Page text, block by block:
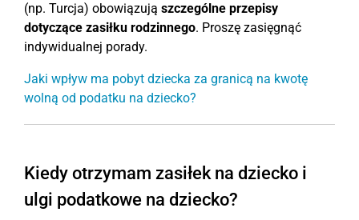
(np. Turcja) obowiązują szczególne przepisy
dotyczące zasiłku rodzinnego. Proszę zasięgnąć
indywidualnej porady.
Jaki wpływ ma pobyt dziecka za granicą na kwotę
wolną od podatku na dziecko?
Kiedy otrzymam zasiłek na dziecko i
ulgi podatkowe na dziecko?